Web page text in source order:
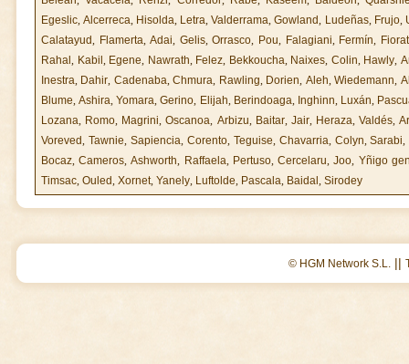
Egeslic,Alcerreca, Hisolda, Letra,Valderrama,Gowland, Ludeñas, Frujo,
Calatayud, Flamerta,Adai, Gelis,Orrasco, Pou, Falagiani, Fermín,
Rahal , Kabil , Egene, Nawrath, Felez, Bekkoucha, Naixes, Colin, Hawly,
Inestra, Dahir, Cadenaba,Chmura, Rawling, Dorien, Aleh,Wiedemann,
Blume,Ashira,Yomara,Gerino, Elijah, Berindoaga, Inghinn, Luxán,
Lozana, Romo, Magrini,Oscanoa, Arbizu, Baitar, Jair, Heraza,Valdés,
Voreved, Tawnie, Sapiencia, Corento, Teguise, Chavarria, Colyn,Sarabi,
Bocaz,Cameros,Ashworth, Raffaela, Pertuso,Cercelaru,Joo, Yñigo
Timsac, Ouled, Xornet, Yanely, Luftolde, Pascala, Baidal , Sirodey
© HGM Network S.L. ||